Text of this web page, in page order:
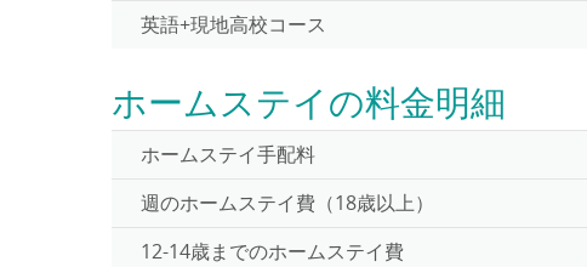
英語+現地高校コース
ホームステイの料金明細
ホームステイ手配料
週のホームステイ費（18歳以上）
12-14歳までのホームステイ費